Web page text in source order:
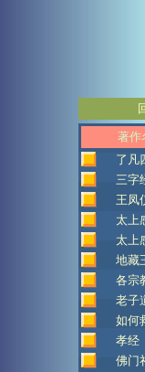
著作
了凡
三字
王凤
太上
太上
地藏
各宗
老子
如何
孝经
佛门